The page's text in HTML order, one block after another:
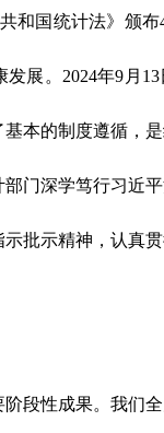
和国统计法》颁布
展。 2024年9 月 13
本的制度遵循，
门深学笃行习近
批示精神，认真
段性成果。我们